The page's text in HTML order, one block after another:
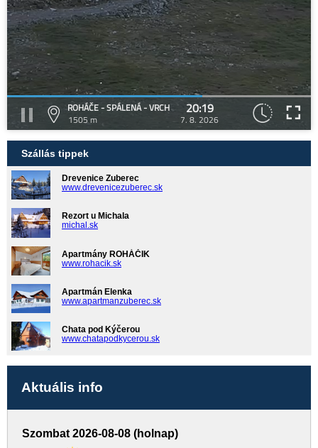
ROHÁČE - SPÁLENÁ - VRCH
1505 m
20:19
7. 8. 2026
Szállás tippek
Drevenice Zuberec
www.drevenicezuberec.sk
Rezort u Michala
michal.sk
Apartmány ROHÁČIK
www.rohacik.sk
Apartmán Elenka
www.apartmanzuberec.sk
Chata pod Kýčerou
www.chatapodkycerou.sk
Aktuális info
Szombat 2026-08-08 (holnap)